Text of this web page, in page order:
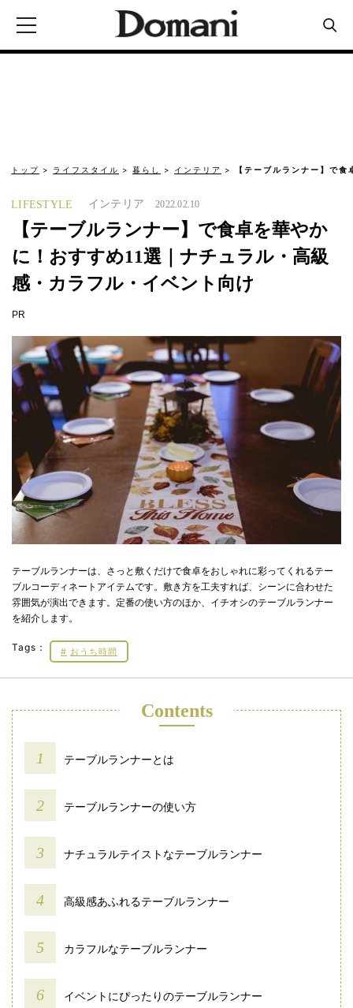
トップ ライフスタイル 暮らし インテリア 【テーブルランナー】で
LIFESTYLE インテリア 2022.02.10
【テーブルランナー】で食卓を華やか
に！おすすめ11選｜ナチュラル・高級
感・カラフル・イベント向け
PR
テーブルランナーは、さっと敷くだけで食卓をおしゃれに彩ってくれるテー
ブルコーディネートアイテムです。敷き方を工夫すれば、シーンに合わせた
雰囲気が演出できます。定番の使い方のほか、イチオシのテーブルランナー
を紹介します。
Tags： おうち時間
Contents
テーブルランナーとは
テーブルランナーの使い方
ナチュラルテイストなテーブルランナー
高級感あふれるテーブルランナー
カラフルなテーブルランナー
イベントにぴったりのテーブルランナー